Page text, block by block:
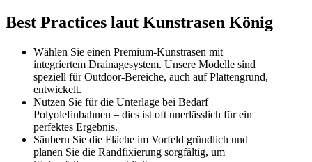
Best Practices laut Kunstrasen König
Wählen Sie einen Premium-Kunstrasen mit
integriertem Drainagesystem. Unsere Modelle sind
speziell für Outdoor-Bereiche, auch auf Plattengrund,
entwickelt.
Nutzen Sie für die Unterlage bei Bedarf
Polyolefinbahnen – dies ist oft unerlässlich für ein
perfektes Ergebnis.
Säubern Sie die Fläche im Vorfeld gründlich und
planen Sie die Randfixierung sorgfältig, um